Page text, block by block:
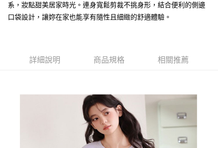
便利好安心！
１．簡單：不需註冊會員、不需綁卡、不需儲值。
２．便利：只要手機號碼，簡訊認證，即可結帳。
１．於結帳方式選擇「AFTEE先享後付」後，將跳轉至「AFTEE先享後付」
結帳頁面，進行簡訊認證並確認金額後，即可完成結帳。
※ 請注意：結帳手續完成當下不需立刻繳費，但若您需要取消訂單，請聯絡
購買商品的店家。未經商家同意取消之訂單仍視為有效，需透過AFTEE先享
※ 交易是否成功請以「AFTEE先享後付 」之結帳頁面顯示為準，若有關於
是否繳費成功／繳費後需取消欲退款等相關疑問，請聯繫「AFTEE先享後付
https://netprotections.freshdesk.com/support/home
運送方式
付款後全家取貨
7-11付款取貨
每筆NT$80，滿NT$899(含以上)免運費
每筆NT$80，滿NT$899(含以上)免運費
系，妝點甜美居家時光。連身寬鬆剪裁不挑身形，結合便利的側邊
口袋設計，讓妳在家也能享有隨性且細緻的舒適體驗。
詳細說明 商品規格 相關推薦